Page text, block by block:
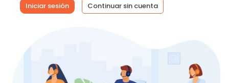
Iniciar sesión Continuar sin cuenta